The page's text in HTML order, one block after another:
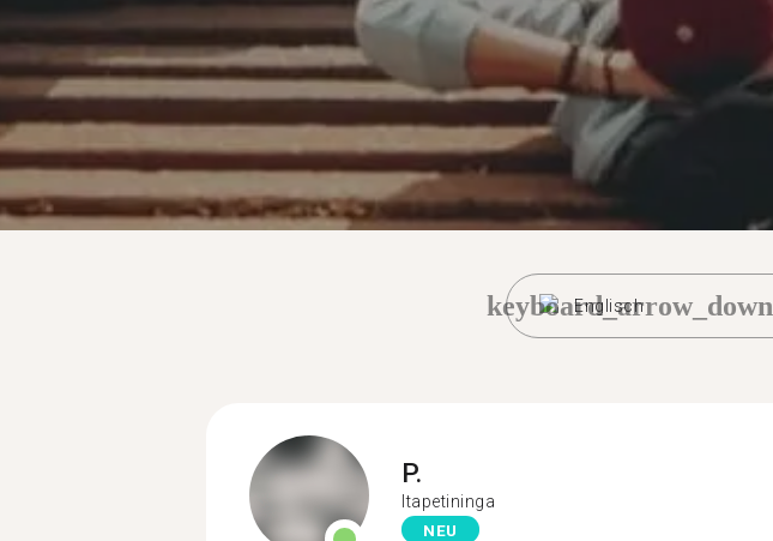
Englisch
keyboard_arrow_down
P.
Itapetininga
NEU